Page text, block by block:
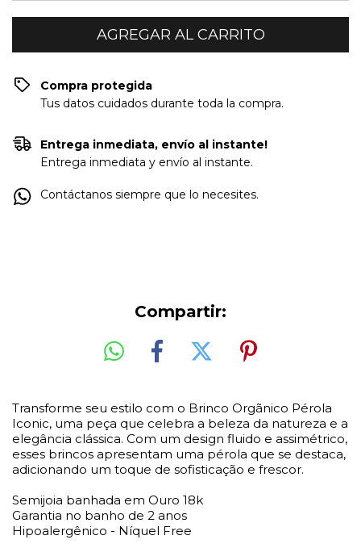
Compra protegida
Tus datos cuidados durante toda la compra.
Entrega inmediata, envío al instante!
Entrega inmediata y envío al instante.
Contáctanos siempre que lo necesites.
Compartir:
Transforme seu estilo com o Brinco Orgãnico Pérola
Iconic, uma peça que celebra a beleza da natureza e a
elegância clássica. Com um design fluido e assimétrico,
esses brincos apresentam uma pérola que se destaca,
adicionando um toque de sofisticação e frescor.
Semijoia banhada em Ouro 18k
Garantia no banho de 2 anos
Hipoalergênico - Níquel Free